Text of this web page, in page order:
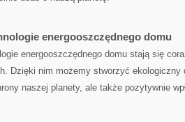
‌energooszczędnego domu
energooszczędnego domu⁣ stają się
Dzięki nim możemy stworzyć ekologiczny
naszej planety, ale także pozytywnie